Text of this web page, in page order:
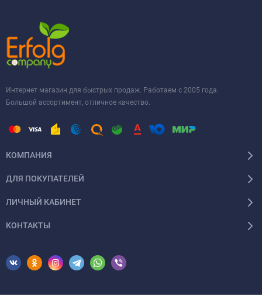
Интернет магазин для быстрых продаж. Работаем с 2005 года.
Большой ассортимент, отличное качество.
КОМПАНИЯ
ДЛЯ ПОКУПАТЕЛЕЙ
ЛИЧНЫЙ КАБИНЕТ
КОНТАКТЫ